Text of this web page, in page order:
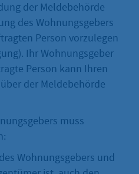
der Meldebehörde
des Wohnungsgebers
Person vorzulegen
Ihr Wohnungsgeber
Person kann Ihren
der Meldebehörde
muss
Wohnungsgebers und